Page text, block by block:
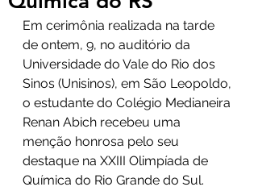
Em cerimônia realizada na tarde
de ontem, 9, no auditório da
Universidade do Vale do Rio dos
Sinos (Unisinos), em São Leopoldo,
o estudante do Colégio Medianeira
Renan Abich recebeu uma
menção honrosa pelo seu
destaque na XXIII Olimpíada de
Química do Rio Grande do Sul.